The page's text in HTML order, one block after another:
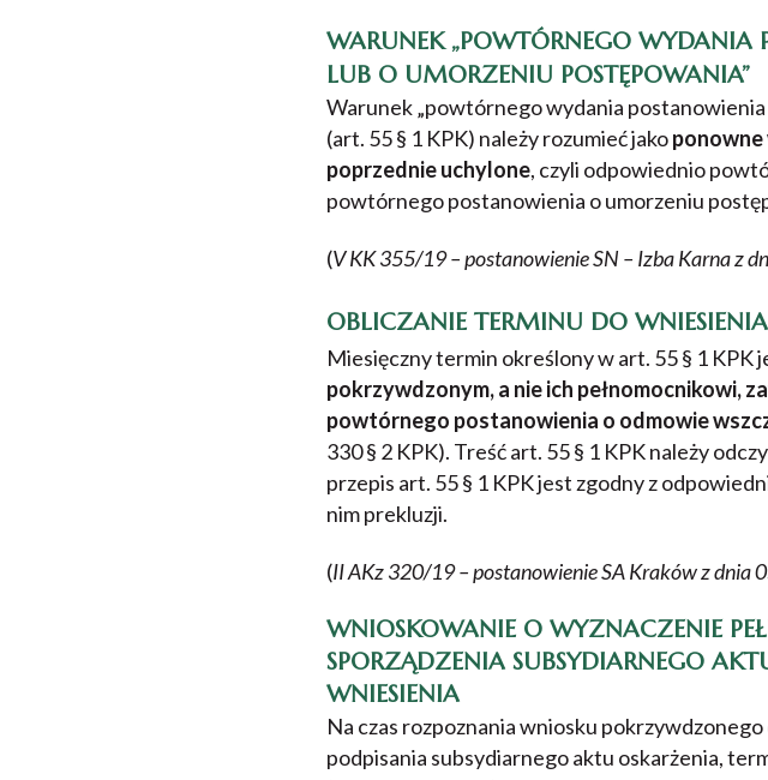
WARUNEK „POWTÓRNEGO
LUB O UMORZENIU POSTĘPOWANIA”
Warunek „powtórnego wydania
(art. 55 § 1 KPK) należy rozumieć jako
poprzednie uchylone, czyli odpowiednio
powtórnego postanowienia o umorzeniu
(V KK 355/19 – postanowienie SN – Izba Karna z
OBLICZANIE TERMINU DO
Miesięczny termin określony w art. 55 § 1
pokrzywdzonym, a nie ich pełnomocnikowi,
powtórnego postanowienia o odmowie
330 § 2 KPK). Treść art. 55 § 1 KPK należy
przepis art. 55 § 1 KPK jest zgodny z
nim prekluzji.
(II AKz 320/19 – postanowienie SA Kraków z dnia
WNIOSKOWANIE O WYZNACZENIE
SPORZĄDZENIA SUBSYDIARNEGO
WNIESIENIA
Na czas rozpoznania wniosku
podpisania subsydiarnego aktu oskarżenia,